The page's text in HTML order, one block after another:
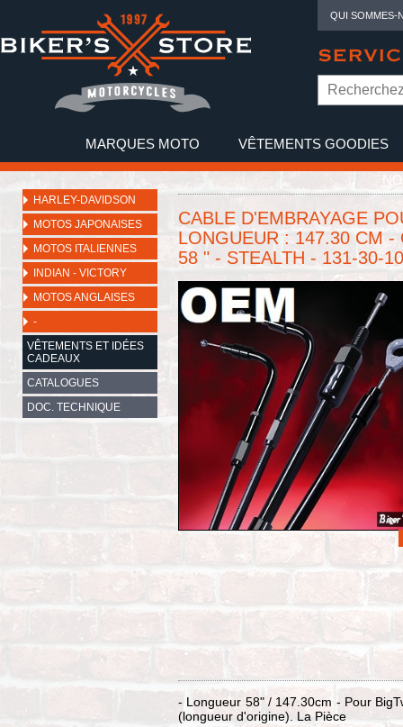
QUI SOMMES-
MARQUES MOTO VÊTEMENTS GOODIES
HARLEY-DAVIDSON
MOTOS JAPONAISES
MOTOS ITALIENNES
INDIAN - VICTORY
MOTOS ANGLAISES
-
VÊTEMENTS ET IDÉES
CADEAUX
CATALOGUES
DOC. TECHNIQUE
CABLE D'EMBRAYAGE
LONGUEUR : 147.30 CM
58 " - STEALTH - 131-30-
- Longueur 58" / 147.30cm - Pour
(longueur d'origine). La Pièce